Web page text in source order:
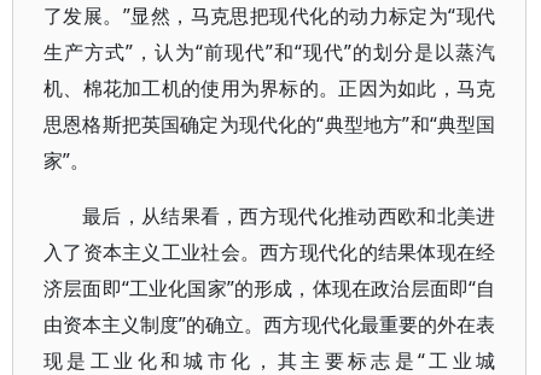
了发展。”显然，马克思把现代化的动力标定为“现代
生产方式”，认为“前现代”和“现代”的划分是以蒸汽
机、棉花加工机的使用为界标的。正因为如此，马克
思恩格斯把英国确定为现代化的“典型地方”和“典型国
家”。
最后，从结果看，西方现代化推动西欧和北美进
入了资本主义工业社会。西方现代化的结果体现在经
济层面即“工业化国家”的形成，体现在政治层面即“自
由资本主义制度”的确立。西方现代化最重要的外在表
现是工业化和城市化，其主要标志是“工业城